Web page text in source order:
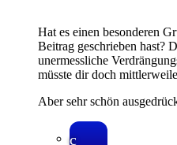
Hat es einen besonderen
Beitrag geschrieben hast?
unermessliche
müsste dir doch
Aber sehr schön
c